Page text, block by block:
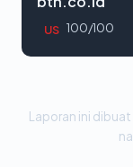
US 100/100
Laporan ini